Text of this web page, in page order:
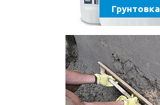
Грунтовка